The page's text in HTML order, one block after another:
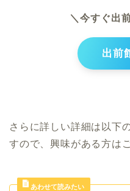
＼今すぐ出
出前
さらに詳しい詳細は以下
すので、興味がある方は